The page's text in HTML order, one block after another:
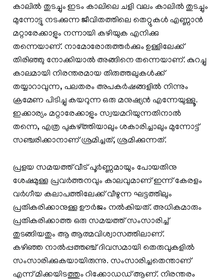
കാലില്‍ തുടച്ചും ഇടം കാലിലെ ചളി വലം കാലില്‍ തുടച്ചും
മുന്നോട്ടു നടക്കുന്ന ജീവിതത്തിലെ തെറ്റുകള്‍ എണ്ണാന്‍
മറ്റാരേക്കാളും നന്നായി കഴിയുക എനിക്കു
തന്നെയാണ്. നാമോരോരുത്തര്‍ക്കും ഉള്ളിലേക്ക്
തിരിഞ്ഞു നോക്കിയാല്‍ അങ്ങിനെ തന്നെയാണ്. കുറച്ചു
കാലമായി നിരന്തരമായ തിരുത്തലുകള്‍ക്ക്
തയ്യാറാവുന്ന, പലതരം അപകര്‍ഷങ്ങളില്‍ നിന്നും
ക്രമേണ പിടിച്ചു കയറുന്ന ഒരു മനുഷ്യന്‍ എന്നേയുള്ളൂ.
ഇക്കാര്യം മറ്റാരേക്കാളും സ്വയമറിയുന്നതിനാല്‍
തന്നെ, എത്ര പുകഴ്ത്തിയാലും ശകാരിച്ചാലും മുന്നോട്ട്
സഞ്ചരിക്കാനാണ് ശ്രമിച്ചത്, ശ്രമിക്കുന്നത്.
പ്രളയ സമയത്ത് വീട് പൂര്‍ണ്ണമായും പോയതിനു
ശേഷമുള്ള പ്രവര്‍ത്തനവും കാലവുമാണ് ഇന്ന് കേരളം
വര്‍ഗീയ കലാപത്തിലേക്ക് വീഴുന്ന ഘട്ടത്തിലും
പ്രതികരിക്കാനുള്ള ഊര്‍ജം നല്‍കിയത്. അധികമാരും
പ്രതികരിക്കാത്ത ഒരു സമയത്ത് സംസാരിച്ച്
തുടങ്ങിയതും ആ ആത്മവിശ്വാസത്തിലാണ്.
കഴിഞ്ഞ നാല്‍പ്പത്തഞ്ച് ദിവസമായി തെരുവുകളില്‍
സംസാരിക്കുകയായിരുന്നു. സംസാരിച്ചതെന്താണ്
എന്ന് മിക്കയിടത്തും റിക്കോഡഡ് ആണ്. നിരന്തരം